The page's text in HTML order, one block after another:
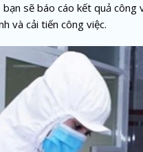
bạn sẽ báo cáo kết quả
và cải tiến công việc.